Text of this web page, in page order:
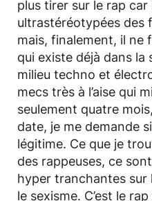
plus tirer sur le rap
ultrastéréotypées des
mais, finalement, il ne
qui existe déjà dans la
milieu techno et
mecs très à l’aise qui
seulement quatre
date, je me demande
légitime. Ce que je
des rappeuses, ce
hyper tranchantes sur
le sexisme. C’est le